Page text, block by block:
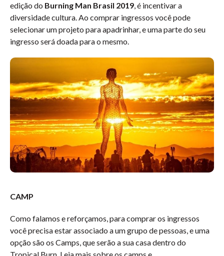
edição do Burning Man Brasil 2019 , é incentivar a
diversidade cultura. Ao comprar ingressos você pode
selecionar um projeto para apadrinhar, e uma parte do seu
ingresso será doada para o mesmo.
CAMP
Como falamos e reforçamos, para comprar os ingressos
você precisa estar associado a um grupo de pessoas, e uma
opção são os Camps, que serão a sua casa dentro do
Tropical Burn. Leia mais sobre os camps e